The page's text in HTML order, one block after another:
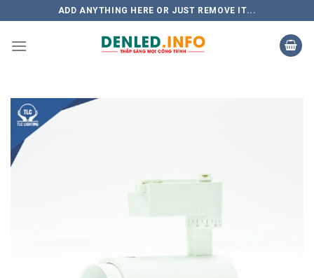
to
content
ADD ANYTHING HERE OR JUST REMOVE IT...